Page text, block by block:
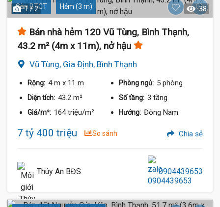
Sàn BTCT Hẻm (3 m)
1 / 2 38
Bán nhà hẻm 120 Vũ Tùng, Bình Thạnh,
43.2 m² (4m x 11m), nở hậu
Vũ Tùng, Gia Định, Bình Thạnh
Rộng: 4 m x 11 m Phòng ngủ: 5 phòng
Diện tích: 43.2 m² Số tầng: 3 tầng
Giá/m²: 164 triệu/m² Hướng: Đông Nam
7 tỷ 400 triệu So sánh Chia sẻ
Thúy An BĐS 0904439653